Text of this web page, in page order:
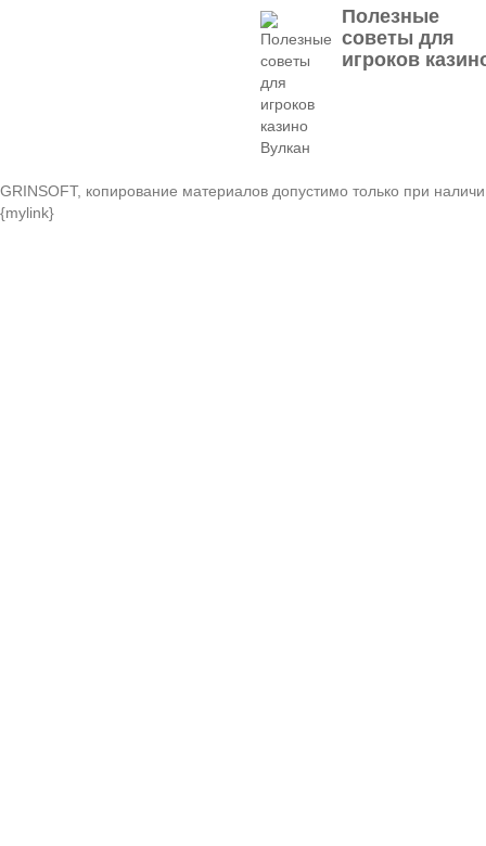
Полезные
советы для
игроков
GRINSOFT, копирование материалов допустимо только при
{mylink}